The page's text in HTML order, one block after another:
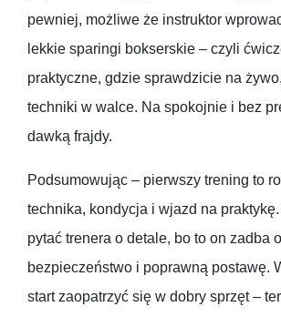
pewniej, możliwe że instruktor
lekkie sparingi bokserskie – czyli
praktyczne, gdzie sprawdzicie na
techniki w walce. Na spokojnie i bez
dawką frajdy.
Podsumowując – pierwszy trening to
technika, kondycja i wjazd na
pytać trenera o detale, bo to on zadba
bezpieczeństwo i poprawną postawę.
start zaopatrzyć się w dobry sprzęt –